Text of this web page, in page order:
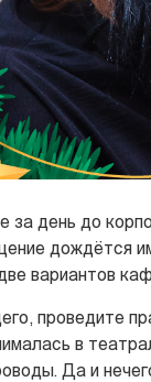
за день до
дождётся
вариантов
проведите
в
Да и